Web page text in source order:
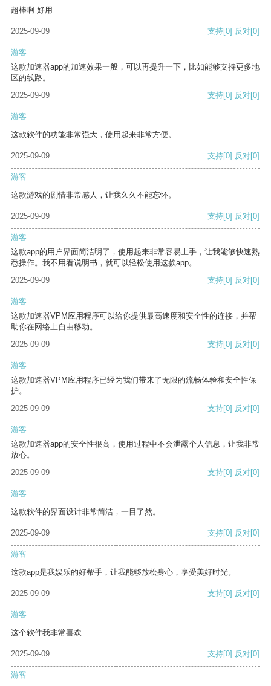
超棒啊 好用
2025-09-09 支持[0] 反对[0]
游客
这款加速器app的加速效果一般，可以再提升一下，比如能够支持更多地
区的线路。
2025-09-09
支持[0] 反对[0]
游客
这款软件的功能非常强大，使用起来非常方便。
2025-09-09 支持[0] 反对[0]
游客
这款游戏的剧情非常感人，让我久久不能忘怀。
2025-09-09 支持[0] 反对[0]
游客
这款app的用户界面简洁明了，使用起来非常容易上手，让我能够快速熟
悉操作。我不用看说明书，就可以轻松使用这款app。
2025-09-09
支持[0] 反对[0]
游客
这款加速器VPM应用程序可以给你提供最高速度和安全性的连接，并帮
助你在网络上自由移动。
2025-09-09
支持[0] 反对[0]
游客
这款加速器VPM应用程序已经为我们带来了无限的流畅体验和安全性保
护。
2025-09-09
支持[0] 反对[0]
游客
这款加速器app的安全性很高，使用过程中不会泄露个人信息，让我非常
放心。
2025-09-09
支持[0] 反对[0]
游客
这款软件的界面设计非常简洁，一目了然。
2025-09-09 支持[0] 反对[0]
游客
这款app是我娱乐的好帮手，让我能够放松身心，享受美好时光。
2025-09-09 支持[0] 反对[0]
游客
这个软件我非常喜欢
2025-09-09 支持[0] 反对[0]
游客